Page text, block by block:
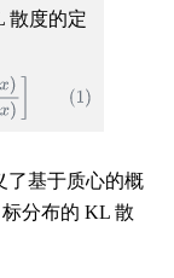
散度的定
了基于质心的概
分布的 KL 散